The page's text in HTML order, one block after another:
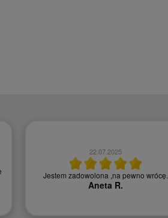
22.07.2025
Jestem zadowolona ,na pewno wrócę.
Aneta R.